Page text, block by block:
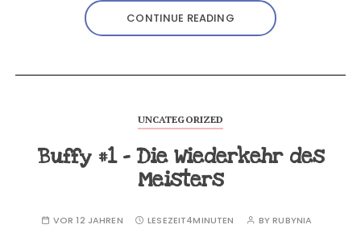
CONTINUE READING
UNCATEGORIZED
Buffy #1 – Die Wiederkehr des
Meisters
VOR 12 JAHREN LESEZEIT4MINUTEN BYRUBYNIA